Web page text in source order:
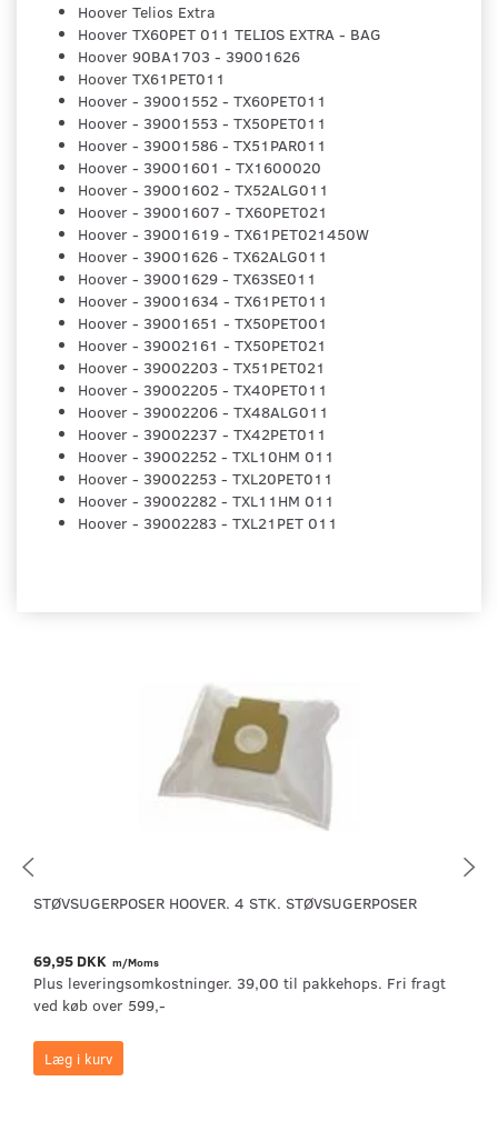
Hoover Telios Extra
Hoover TX60PET 011 TELIOS EXTRA - BAG
Hoover 90BA1703 - 39001626
Hoover TX61PET011
Hoover - 39001552 - TX60PET011
Hoover - 39001553 - TX50PET011
Hoover - 39001586 - TX51PAR011
Hoover - 39001601 - TX1600020
Hoover - 39001602 - TX52ALG011
Hoover - 39001607 - TX60PET021
Hoover - 39001619 - TX61PET021450W
Hoover - 39001626 - TX62ALG011
Hoover - 39001629 - TX63SE011
Hoover - 39001634 - TX61PET011
Hoover - 39001651 - TX50PET001
Hoover - 39002161 - TX50PET021
Hoover - 39002203 - TX51PET021
Hoover - 39002205 - TX40PET011
Hoover - 39002206 - TX48ALG011
Hoover - 39002237 - TX42PET011
Hoover - 39002252 - TXL10HM 011
Hoover - 39002253 - TXL20PET011
Hoover - 39002282 - TXL11HM 011
Hoover - 39002283 - TXL21PET 011
STØVSUGERPOSER HOOVER. 4 STK. STØVSUGERPOSER
69,95 DKK m/Moms
Plus leveringsomkostninger. 39,00 til pakkehops. Fri fragt
ved køb over 599,-
Læg i kurv